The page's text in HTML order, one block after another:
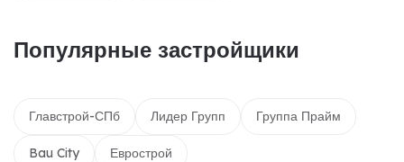
Популярные застройщики
Главстрой-СПб Лидер Групп Группа Прайм
Bau City Еврострой